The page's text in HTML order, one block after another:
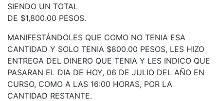
SIENDO UN TOTAL
DE $1,800.00 PESOS.
MANIFESTÁNDOLES QUE COMO NO TENIA ESA
CANTIDAD Y SOLO TENIA $800.00 PESOS, LES HIZO
ENTREGA DEL DINERO QUE TENIA Y LES INDICO QUE
PASARAN EL DIA DE HOY, 06 DE JULIO DEL AÑO EN
CURSO, COMO A LAS 16:00 HORAS, POR LA
CANTIDAD RESTANTE.